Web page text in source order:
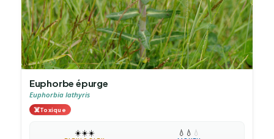
Euphorbe épurge
Euphorbia lathyris
☠️Toxique
☀️☀️☀️ 💧 💧 💧